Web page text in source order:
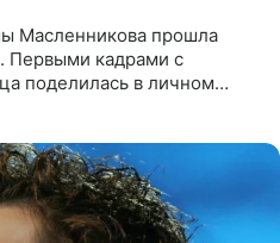
Масленникова прошла
Первыми кадрами с
поделилась в личном